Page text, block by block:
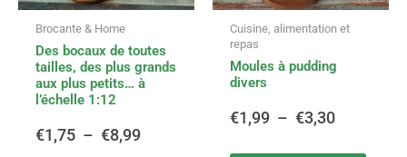
Brocante & Home
Des bocaux de toutes
tailles, des plus grands
aux plus petits… à
l’échelle 1:12
€1,75 – €8,99
à
€8,99
être
la
Cuisine, alimentation et
repas
Moules à pudding
divers
€1,99 – €3,30
à
être